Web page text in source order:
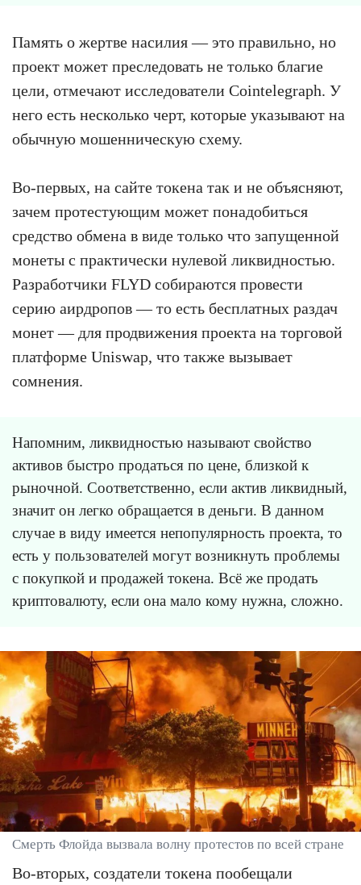
Память о жертве насилия — это правильно, но
проект может преследовать не только благие
цели, отмечают исследователи Cointelegraph. У
него есть несколько черт, которые указывают на
обычную мошенническую схему.
Во-первых, на сайте токена так и не объясняют,
зачем протестующим может понадобиться
средство обмена в виде только что запущенной
монеты с практически нулевой ликвидностью.
Разработчики FLYD собираются провести
серию аирдропов — то есть бесплатных раздач
монет — для продвижения проекта на торговой
платформе Uniswap, что также вызывает
сомнения.
Напомним, ликвидностью называют свойство
активов быстро продаться по цене, близкой к
рыночной. Соответственно, если актив ликвидный,
значит он легко обращается в деньги. В данном
случае в виду имеется непопулярность проекта, то
есть у пользователей могут возникнуть проблемы
с покупкой и продажей токена. Всё же продать
криптовалюту, если она мало кому нужна, сложно.
Смерть Флойда вызвала волну протестов по всей стране
Во-вторых, создатели токена пообещали